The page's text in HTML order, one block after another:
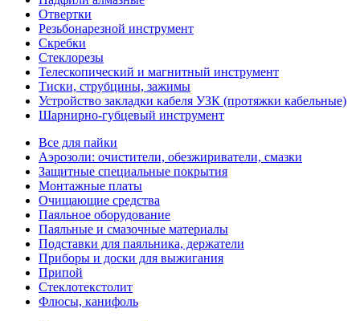
Отвертки
Резьбонарезной инструмент
Скребки
Стеклорезы
Телескопический и магнитный инструмент
Тиски, струбцины, зажимы
Устройство закладки кабеля УЗК (протяжки кабельные)
Шарнирно-губцевый инструмент
Все для пайки
Аэрозоли: очистители, обезжириватели, смазки
Защитные специальные покрытия
Монтажные платы
Очищающие средства
Паяльное оборудование
Паяльные и смазочные материалы
Подставки для паяльника, держатели
Приборы и доски для выжигания
Припой
Стеклотекстолит
Флюсы, канифоль